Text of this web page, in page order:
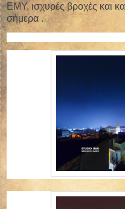
ΕΜΥ, ισχυρές βροχές και
σήμερα .